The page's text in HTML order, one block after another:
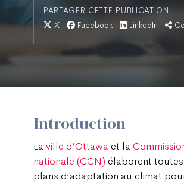
PARTAGER CETTE PUBLICATION
X
Facebook LinkedIn
Introduction
La ville d’Ottawa et la
nationale (CCN) élaborent
plans d’adaptation au climat